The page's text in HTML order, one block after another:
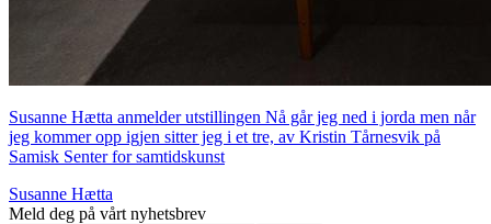
Susanne Hætta anmelder utstillingen Nå går jeg ned i jorda men når
jeg kommer opp igjen sitter jeg i et tre, av Kristin Tårnesvik på
Samisk Senter for samtidskunst
Susanne Hætta
Meld deg på vårt nyhetsbrev